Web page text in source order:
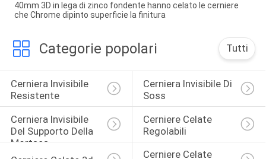
40mm 3D in lega di zinco fondente hanno celato le cerniere
che Chrome dipinto superficie la finitura
Categorie popolari Tutti
Cerniera Invisibile
Resistente
Cerniera Invisibile Di
Soss
Cerniera Invisibile
Del Supporto Della
Mortasa
Cerniere Celate
Regolabili
Cerniere Celate